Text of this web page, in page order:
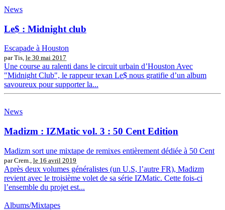
News
Le$ : Midnight club
Escapade à Houston
par Tis, le 30 mai 2017
Une course au ralenti dans le circuit urbain d’Houston Avec
"Midnight Club", le rappeur texan Le$ nous gratifie d’un album
savoureux pour supporter la...
News
Madizm : IZMatic vol. 3 : 50 Cent Edition
Madizm sort une mixtape de remixes entièrement dédiée à 50 Cent
par Crem., le 16 avril 2019
Après deux volumes généralistes (un U.S, l’autre FR), Madizm
revient avec le troisième volet de sa série IZMatic. Cette fois-ci
l’ensemble du projet est...
Albums/Mixtapes